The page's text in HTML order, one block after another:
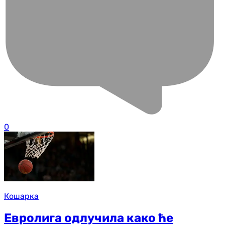
0
Кошарка
Евролига одлучила како ће